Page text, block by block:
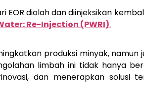
diolah dan diinjeksikan
Re-Injection (PWRI).
produksi minyak,
limbah ini tidak hanya
dan menerapkan solusi